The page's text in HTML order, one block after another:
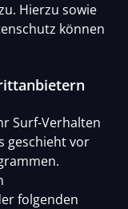
Hierzu sowie
können
Surf-Verhalten
geschieht vor
folgenden